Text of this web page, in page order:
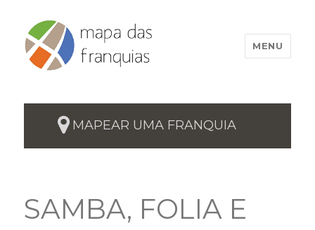
MENU
MAPEAR UMA FRANQUIA
SAMBA, FOLIA E